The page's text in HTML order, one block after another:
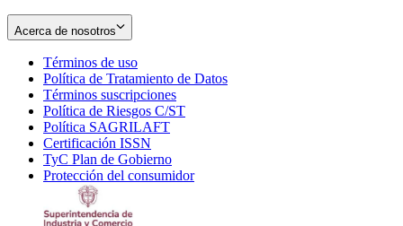
Acerca de nosotros
Términos de uso
in
new
window
Política de Tratamiento de Datos
Términos suscripciones
in
Política de Riesgos C/ST
Política SAGRILAFT
new
window
Certificación ISSN
in
new
TyC Plan de Gobierno
in
Protección del consumidorOpens